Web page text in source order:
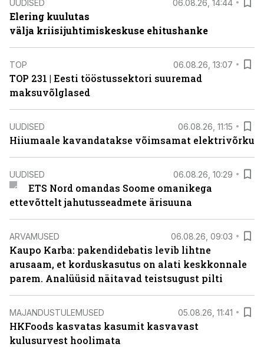
UUDISED 06.08.26, 14:44
Elering kuulutas
välja kriisijuhtimiskeskuse ehitushanke
TOP 06.08.26, 13:07
TOP 231 | Eesti tööstussektori suuremad
maksuvõlglased
UUDISED 06.08.26, 11:15
Hiiumaale kavandatakse võimsamat elektrivõrku
UUDISED 06.08.26, 10:29
ETS Nord omandas Soome omanikega
ettevõttelt jahutusseadmete ärisuuna
ARVAMUSED 06.08.26, 09:03
Kaupo Karba: pakendidebatis levib lihtne
arusaam, et korduskasutus on alati keskkonnale
parem. Analüüsid näitavad teistsugust pilti
MAJANDUSTULEMUSED 05.08.26, 11:41
HKFoods kasvatas kasumit kasvavast
kulusurvest hoolimata